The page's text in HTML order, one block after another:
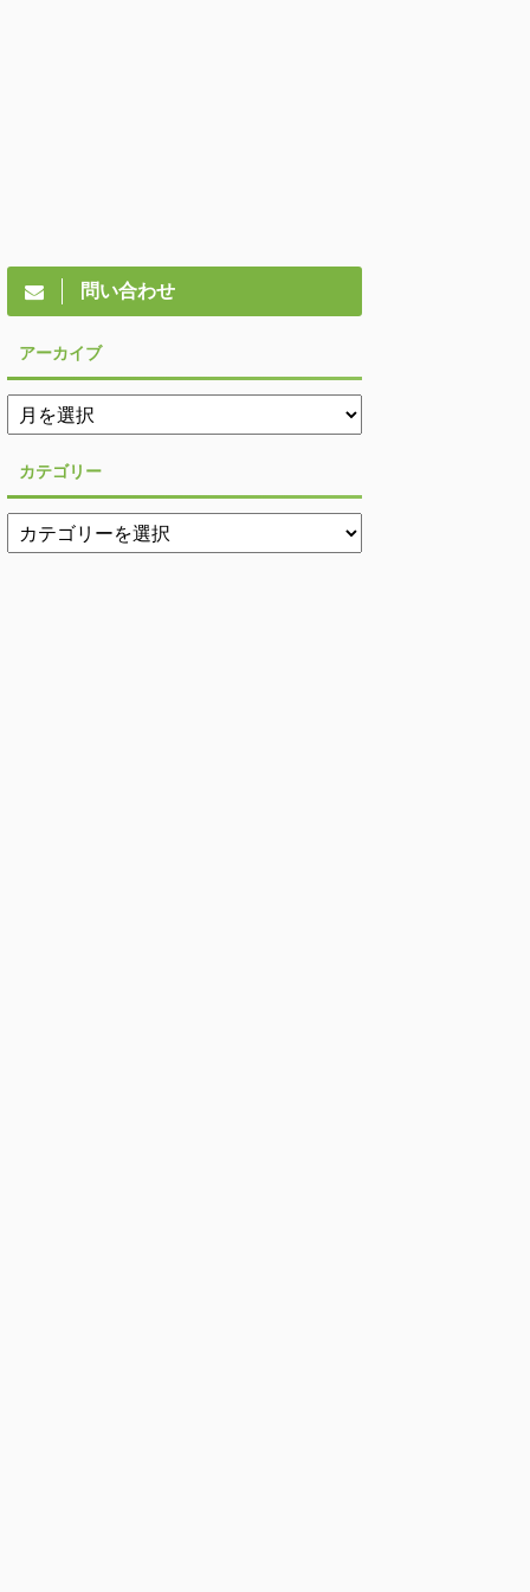
問い合わせ
アーカイブ
カテゴリー